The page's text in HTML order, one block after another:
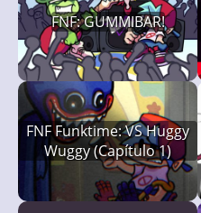
FNF: GUMMIBAR!
FNF Funktime: VS Huggy
Wuggy (Capítulo 1)